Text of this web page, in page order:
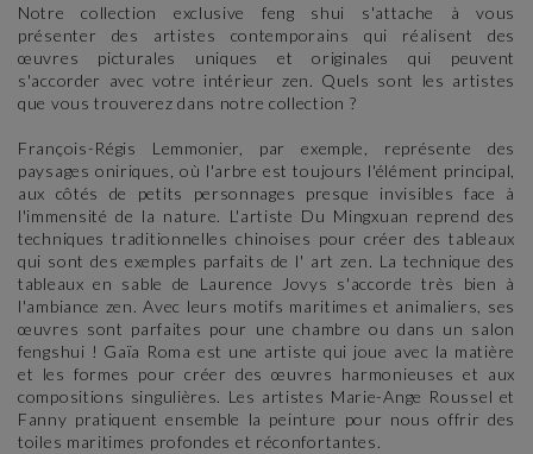
Notre collection exclusive feng shui s'attache à vous
présenter des artistes contemporains qui réalisent des
œuvres picturales uniques et originales qui peuvent
s'accorder avec votre intérieur zen. Quels sont les artistes
que vous trouverez dans notre collection ?
François-Régis Lemmonier, par exemple, représente des
paysages oniriques, où l'arbre est toujours l'élément principal,
aux côtés de petits personnages presque invisibles face à
l'immensité de la nature. L'artiste Du Mingxuan reprend des
techniques traditionnelles chinoises pour créer des tableaux
qui sont des exemples parfaits de l' art zen. La technique des
tableaux en sable de Laurence Jovys s'accorde très bien à
l'ambiance zen. Avec leurs motifs maritimes et animaliers, ses
œuvres sont parfaites pour une chambre ou dans un salon
fengshui ! Gaïa Roma est une artiste qui joue avec la matière
et les formes pour créer des œuvres harmonieuses et aux
compositions singulières. Les artistes Marie-Ange Roussel et
Fanny pratiquent ensemble la peinture pour nous offrir des
toiles maritimes profondes et réconfortantes.